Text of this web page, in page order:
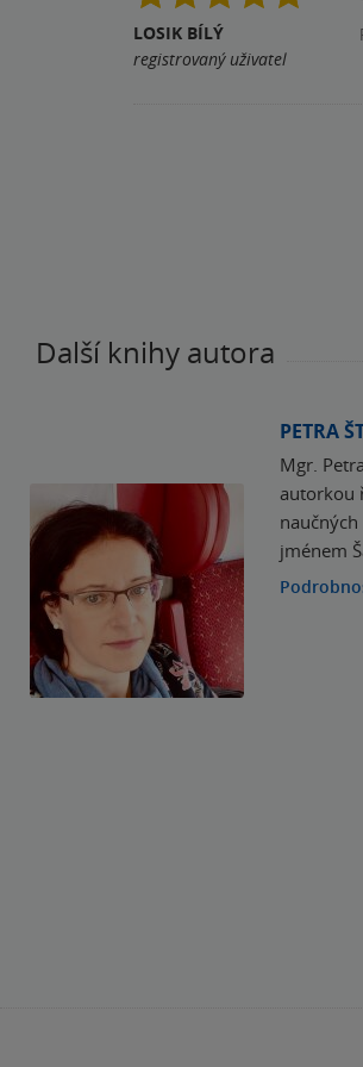
LOSIK BÍLÝ
registrovaný uživatel
Další knihy autora
PETRA
Mgr.
autorkou
jménem